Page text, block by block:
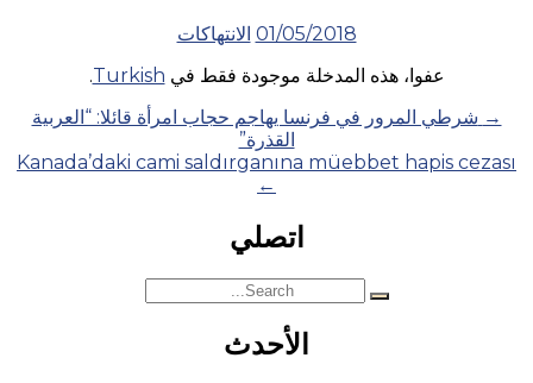
01/05/2018 الانتهاكات
عفوا، هذه المدخلة موجودة فقط في Turkish
.
Posts
navigation
→ شرطي المرور في فرنسا يهاجم حجاب امرأة قائلا: “العربية
القذرة”
Kanada’daki cami saldırganına müebbet hapis cezası
←
اتصلي
Search
for:
الأحدث